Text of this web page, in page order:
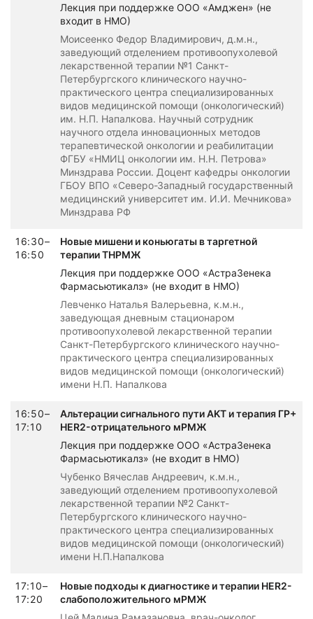
Лекция при поддержке ООО «Амджен» (не
входит в НМО)
Моисеенко Федор Владимирович, д.м.н.,
заведующий отделением противоопухолевой
лекарственной терапии №1 Санкт-
Петербургского клинического научно-
практического центра специализированных
видов медицинской помощи (онкологический)
им. Н.П. Напалкова. Научный сотрудник
научного отдела инновационных методов
терапевтической онкологии и реабилитации
ФГБУ «НМИЦ онкологии им. Н.Н. Петрова»
Минздрава России. Доцент кафедры онкологии
ГБОУ ВПО «Северо-Западный государственный
медицинский университет им. И.И. Мечникова»
Минздрава РФ
16:30–
16:50
Новые мишени и коньюгаты в таргетной
терапии ТНРМЖ
Лекция при поддержке ООО «АстраЗенека
Фармасьютикалз» (не входит в НМО)
Левченко Наталья Валерьевна, к.м.н.,
заведующая дневным стационаром
противоопухолевой лекарственной терапии
Санкт-Петербургского клинического научно-
практического центра специализированных
видов медицинской помощи (онкологический)
имени Н.П. Напалкова
16:50–
17:10
Альтерации сигнального пути AKT и терапия ГР+
HER2-отрицательного мРМЖ
Лекция при поддержке ООО «АстраЗенека
Фармасьютикалз» (не входит в НМО)
Чубенко Вячеслав Андреевич, к.м.н.,
заведующий отделением противоопухолевой
лекарственной терапии №2 Санкт-
Петербургского клинического научно-
практического центра специализированных
видов медицинской помощи (онкологический)
имени Н.П.Напалкова
17:10–
17:20
Новые подходы к диагностике и терапии HER2-
слабоположительного мРМЖ